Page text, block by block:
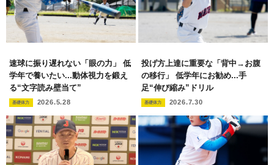
速球に振り遅れない「眼の力」 低
学年で養いたい...動体視力を鍛え
る“文字読み壁当て”
基礎体力 2026.5.28
投げ方上達に重要な「背中→お腹
の移行」 低学年にお勧め...手
足“伸び縮み”ドリル
基礎体力 2026.7.30